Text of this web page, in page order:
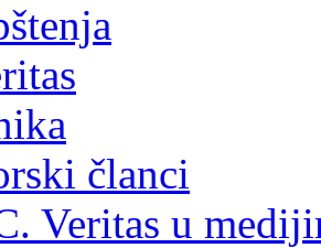
članci
Veritas u